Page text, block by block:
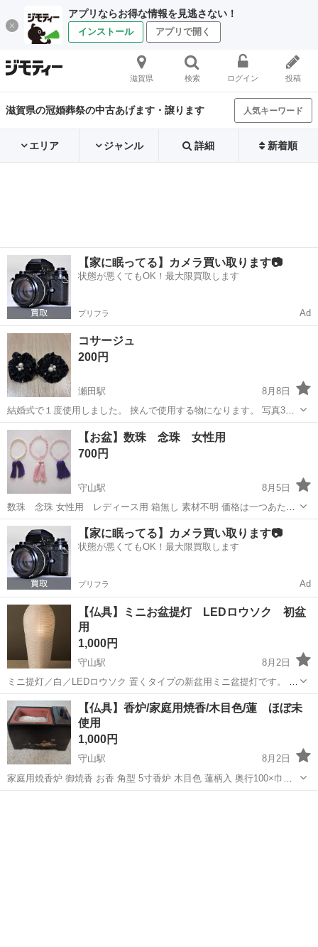
アプリならお得な情報を見逃さない！
インストール アプリで開く
滋賀県 検索 ログイン 投稿
滋賀県の冠婚葬祭の中古あげます・譲ります 人気キーワード
エリア ジャンル 詳細 新着順
【家に眠ってる】カメラ買い取ります📷
状態が悪くてもOK！最大限買取します
プリフラ Ad
コサージュ
200円
瀬田駅
8月8日
結婚式で１度使用しました。 挟んで使用する物になります。 写真3枚
目のように金具の先が尖っているので繊細な布や皮製品だと傷や穴に
なると思うので自己責任でご使用下さい。 引き取り可能日時明記して
お問い合わせ下さい。 場所...
滋賀 大津市 瀬田駅 冠婚葬祭
【お盆】数珠 念珠 女性用
700円
守山駅
8月5日
数珠 念珠 女性用 レディース用 箱無し 素材不明 価格は一つあたり
の金額です セットなら割引します
滋賀 守山市 守山駅 冠婚葬祭
【家に眠ってる】カメラ買い取ります📷
状態が悪くてもOK！最大限買取します
プリフラ Ad
【仏具】ミニお盆提灯 LEDロウソク 初盆
用
1,000円
守山駅
8月2日
ミニ提灯／白／LEDロウソク 置くタイプの新盆用ミニ盆提灯です。 場
所を取らないコンパクトサイズで、小さい仏壇の横に最適です。 高
さ 約25センチ 一度のみ使用 箱付 取扱説明書付 自宅保管品です
滋賀 守山市 守山駅 冠婚葬祭
【仏具】香炉/家庭用焼香/木目色/蓮 ほぼ未
使用
1,000円
守山駅
8月2日
家庭用焼香炉 御焼香 お香 角型 5寸香炉 木目色 蓮柄入 奥行100×巾
160×高95mm 香炭5つ付き 箱有り 自宅保管品です